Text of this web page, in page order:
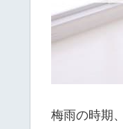
梅雨の時期